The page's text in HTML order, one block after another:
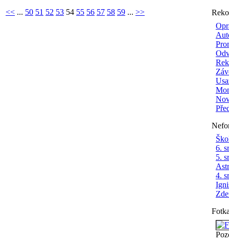
6.
5.
4.
<< ... 50 51 52 53 54 55 56 57 58 59 ... >>